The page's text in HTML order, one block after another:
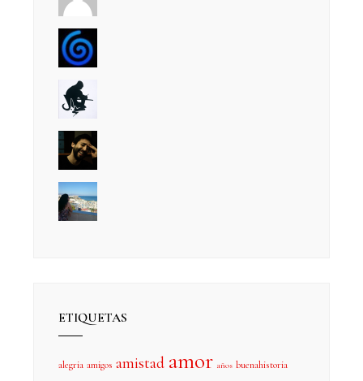
ETIQUETAS
alegria amigos amistad amor años buenahistoria